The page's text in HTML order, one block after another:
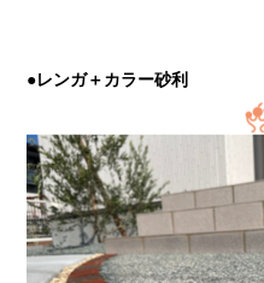
●レンガ＋カラー砂利